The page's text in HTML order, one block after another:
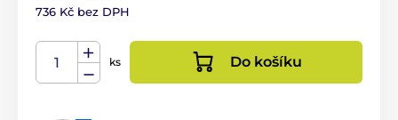
736 Kč bez DPH
ks Do košíku